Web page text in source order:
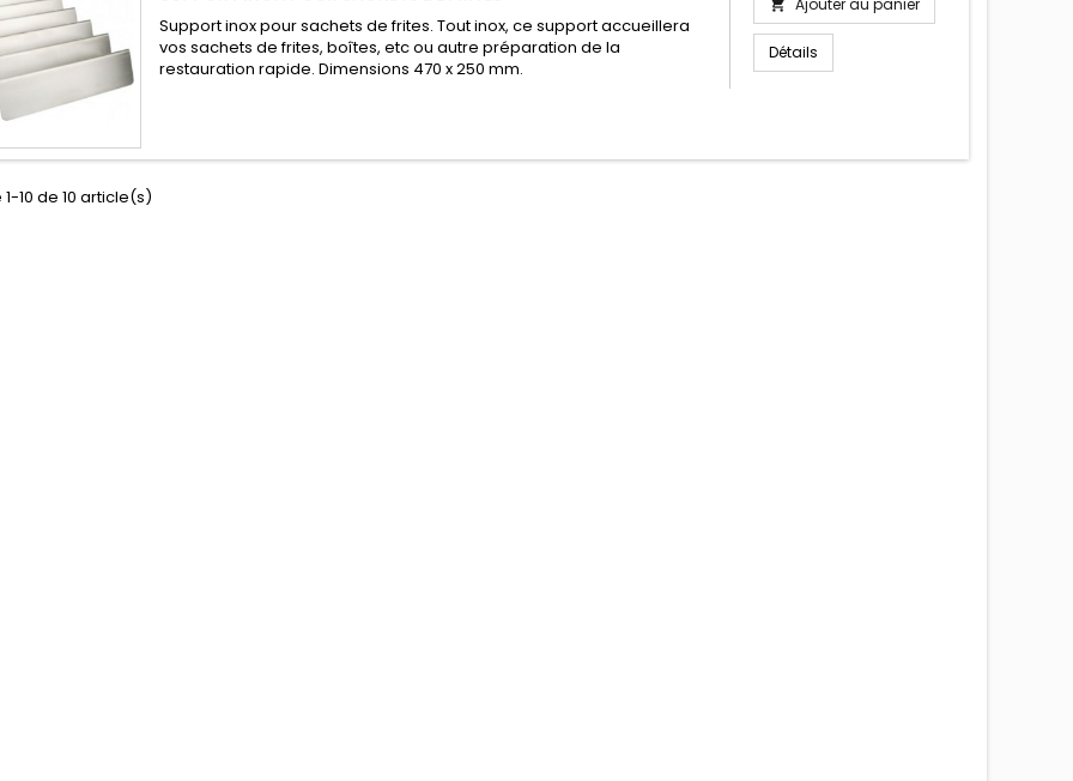
Support inox pour sachets de frites. Tout inox, ce support accueillera
vos sachets de frites, boîtes, etc ou autre préparation de la
restauration rapide. Dimensions 470 x 250 mm.
 Ajouter au panier
Détails
10 de 10 article(s)